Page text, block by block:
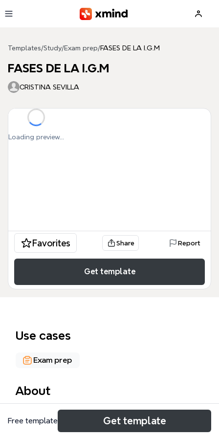
Templates/Study/Exam prep/FASES DE LA I.G.M
FASES DE LA I.G.M
CRISTINA SEVILLA
Loading preview...
Favorites Share Report
Get template
Use cases
Exam prep
About
Este mapa mental de las fases de la I.G.M. (Primera
Guerra Mundial) cubre el desarrollo completo del
Free template Get template